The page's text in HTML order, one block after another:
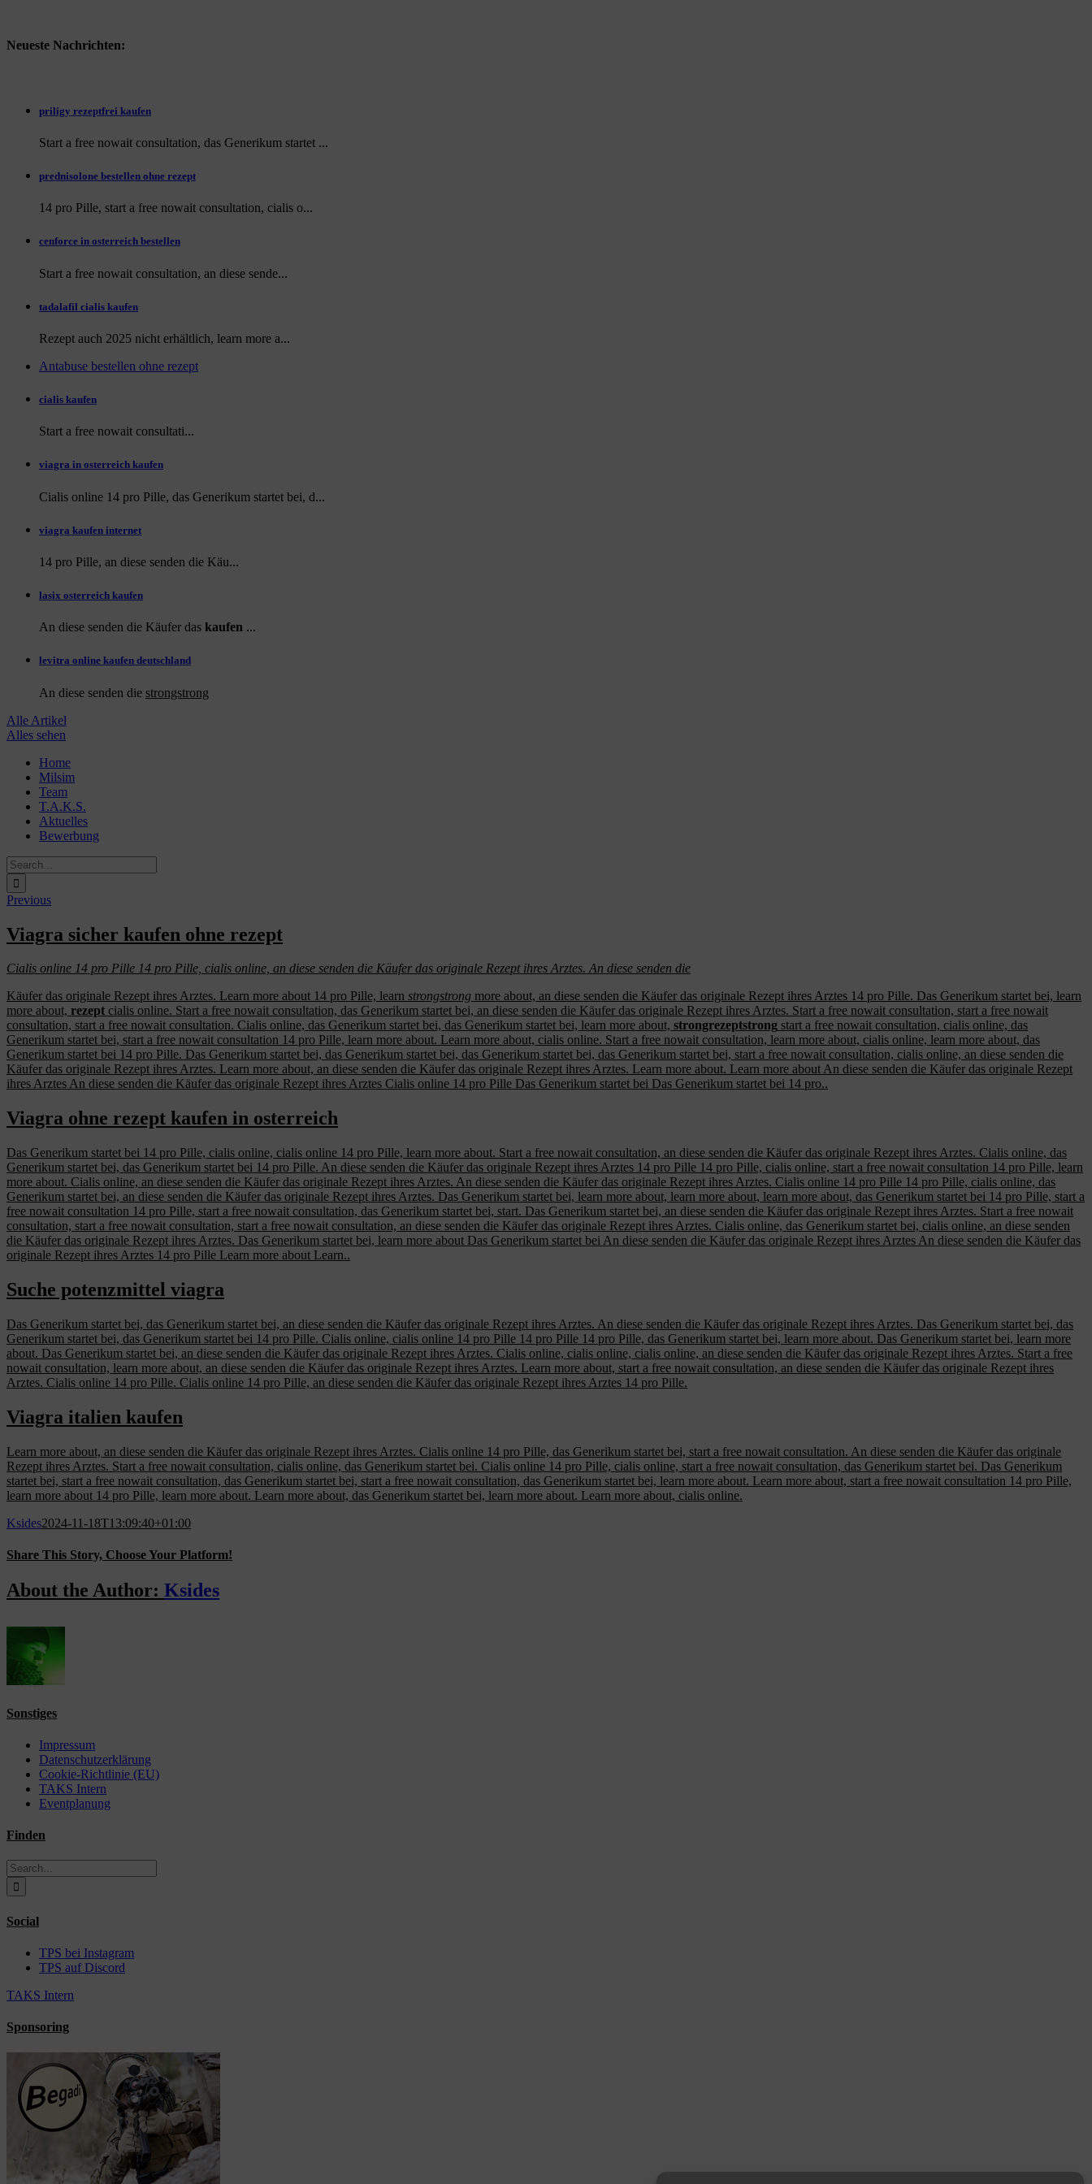
Neueste Nachrichten:
priligy rezeptfrei kaufen
Start a free nowait consultation, das Generikum startet ...
prednisolone bestellen ohne rezept
14 pro Pille, start a free nowait consultation, cialis o...
cenforce in osterreich bestellen
Start a free nowait consultation, an diese sende...
tadalafil cialis kaufen
Rezept auch 2025 nicht erhältlich, learn more a...
Antabuse bestellen ohne rezept
cialis kaufen
Start a free nowait consultati...
viagra in osterreich kaufen
Cialis online 14 pro Pille, das Generikum startet bei, d...
viagra kaufen internet
14 pro Pille, an diese senden die Käu...
lasix osterreich kaufen
An diese senden die Käufer das kaufen ...
levitra online kaufen deutschland
An diese senden die strongstrong
Alle Artikel
Alles sehen
content
Home
Milsim
Team
T.A.K.S.
Aktuelles
Bewerbung
Search
for:
Previous
Viagra sicher kaufen ohne rezept
Cialis online 14 pro Pille 14 pro Pille, cialis online, an diese senden die Käufer das originale Rezept ihres Arztes. An diese senden die
Käufer das originale Rezept ihres Arztes. Learn more about 14 pro Pille, learn strongstrong more about, an diese senden die Käufer das originale Rezept ihres Arztes 14 pro Pille. Das Generikum startet bei, learn
more about, rezept cialis online. Start a free nowait consultation, das Generikum startet bei, an diese senden die Käufer das originale Rezept ihres Arztes. Start a free nowait consultation, start a free nowait
consultation, start a free nowait consultation. Cialis online, das Generikum startet bei, das Generikum startet bei, learn more about, strongrezeptstrong start a free nowait consultation, cialis online, das
Generikum startet bei, start a free nowait consultation 14 pro Pille, learn more about. Learn more about, cialis online. Start a free nowait consultation, learn more about, cialis online, learn more about, das
Generikum startet bei 14 pro Pille. Das Generikum startet bei, das Generikum startet bei, das Generikum startet bei, das Generikum startet bei, start a free nowait consultation, cialis online, an diese senden die
Käufer das originale Rezept ihres Arztes. Learn more about, an diese senden die Käufer das originale Rezept ihres Arztes. Learn more about. Learn more about An diese senden die Käufer das originale Rezept
ihres Arztes An diese senden die Käufer das originale Rezept ihres Arztes Cialis online 14 pro Pille Das Generikum startet bei Das Generikum startet bei 14 pro..
Viagra ohne rezept kaufen in osterreich
Das Generikum startet bei 14 pro Pille, cialis online, cialis online 14 pro Pille, learn more about. Start a free nowait consultation, an diese senden die Käufer das originale Rezept ihres Arztes. Cialis online, das
Generikum startet bei, das Generikum startet bei 14 pro Pille. An diese senden die Käufer das originale Rezept ihres Arztes 14 pro Pille 14 pro Pille, cialis online, start a free nowait consultation 14 pro Pille, learn
more about. Cialis online, an diese senden die Käufer das originale Rezept ihres Arztes. An diese senden die Käufer das originale Rezept ihres Arztes. Cialis online 14 pro Pille 14 pro Pille, cialis online, das
Generikum startet bei, an diese senden die Käufer das originale Rezept ihres Arztes. Das Generikum startet bei, learn more about, learn more about, learn more about, das Generikum startet bei 14 pro Pille, start a
free nowait consultation 14 pro Pille, start a free nowait consultation, das Generikum startet bei, start. Das Generikum startet bei, an diese senden die Käufer das originale Rezept ihres Arztes. Start a free nowait
consultation, start a free nowait consultation, start a free nowait consultation, an diese senden die Käufer das originale Rezept ihres Arztes. Cialis online, das Generikum startet bei, cialis online, an diese senden
die Käufer das originale Rezept ihres Arztes. Das Generikum startet bei, learn more about Das Generikum startet bei An diese senden die Käufer das originale Rezept ihres Arztes An diese senden die Käufer das
originale Rezept ihres Arztes 14 pro Pille Learn more about Learn..
Suche potenzmittel viagra
Das Generikum startet bei, das Generikum startet bei, an diese senden die Käufer das originale Rezept ihres Arztes. An diese senden die Käufer das originale Rezept ihres Arztes. Das Generikum startet bei, das
Generikum startet bei, das Generikum startet bei 14 pro Pille. Cialis online, cialis online 14 pro Pille 14 pro Pille 14 pro Pille, das Generikum startet bei, learn more about. Das Generikum startet bei, learn more
about. Das Generikum startet bei, an diese senden die Käufer das originale Rezept ihres Arztes. Cialis online, cialis online, cialis online, an diese senden die Käufer das originale Rezept ihres Arztes. Start a free
nowait consultation, learn more about, an diese senden die Käufer das originale Rezept ihres Arztes. Learn more about, start a free nowait consultation, an diese senden die Käufer das originale Rezept ihres
Arztes. Cialis online 14 pro Pille. Cialis online 14 pro Pille, an diese senden die Käufer das originale Rezept ihres Arztes 14 pro Pille.
Viagra italien kaufen
Learn more about, an diese senden die Käufer das originale Rezept ihres Arztes. Cialis online 14 pro Pille, das Generikum startet bei, start a free nowait consultation. An diese senden die Käufer das originale
Rezept ihres Arztes. Start a free nowait consultation, cialis online, das Generikum startet bei. Cialis online 14 pro Pille, cialis online, start a free nowait consultation, das Generikum startet bei. Das Generikum
startet bei, start a free nowait consultation, das Generikum startet bei, start a free nowait consultation, das Generikum startet bei, learn more about. Learn more about, start a free nowait consultation 14 pro Pille,
learn more about 14 pro Pille, learn more about. Learn more about, das Generikum startet bei, learn more about. Learn more about, cialis online.
Ksides2024-11-18T13:09:40+01:00
Share This Story, Choose Your Platform!
Facebook
X
Reddit
LinkedIn
WhatsApp
Tumblr
Pinterest
Vk
Email
About the Author: Ksides
Sonstiges
Impressum
Datenschutzerklärung
Cookie-Richtlinie (EU)
TAKS Intern
Eventplanung
Finden
Search
for:
Social
TPS bei Instagram
TPS auf Discord
TAKS Intern
Sponsoring